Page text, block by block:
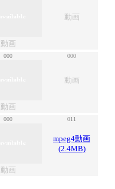
動画
動画
000 000
動画
動画
000 011
mpeg4動画
(2.4MB)
動画